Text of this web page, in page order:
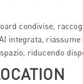
condivise,
integrata,
riducendo